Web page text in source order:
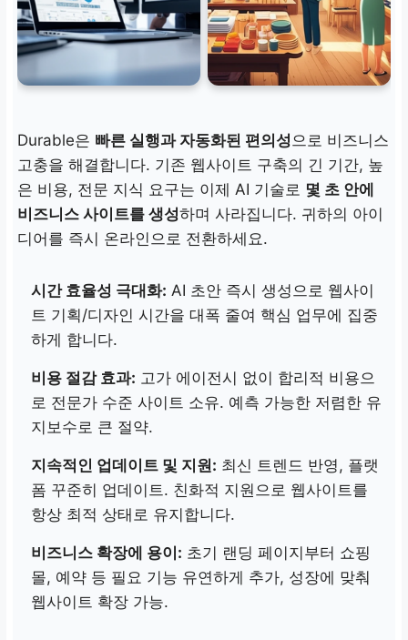
Durable은 빠른 실행과 자동화된 편의성으로 비즈니스
고충을 해결합니다. 기존 웹사이트 구축의 긴 기간, 높
은 비용, 전문 지식 요구는 이제 AI 기술로 몇 초 안에
비즈니스 사이트를 생성하며 사라집니다. 귀하의 아이
디어를 즉시 온라인으로 전환하세요.
시간 효율성 극대화: AI 초안 즉시 생성으로 웹사이
트 기획/디자인 시간을 대폭 줄여 핵심 업무에 집중
하게 합니다.
비용 절감 효과: 고가 에이전시 없이 합리적 비용으
로 전문가 수준 사이트 소유. 예측 가능한 저렴한 유
지보수로 큰 절약.
지속적인 업데이트 및 지원: 최신 트렌드 반영, 플랫
폼 꾸준히 업데이트. 친화적 지원으로 웹사이트를
항상 최적 상태로 유지합니다.
비즈니스 확장에 용이: 초기 랜딩 페이지부터 쇼핑
몰, 예약 등 필요 기능 유연하게 추가, 성장에 맞춰
웹사이트 확장 가능.